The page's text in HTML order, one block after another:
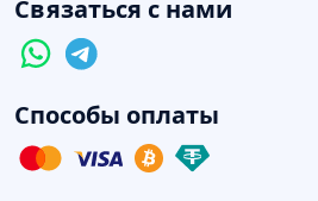
Связаться с нами
Способы оплаты